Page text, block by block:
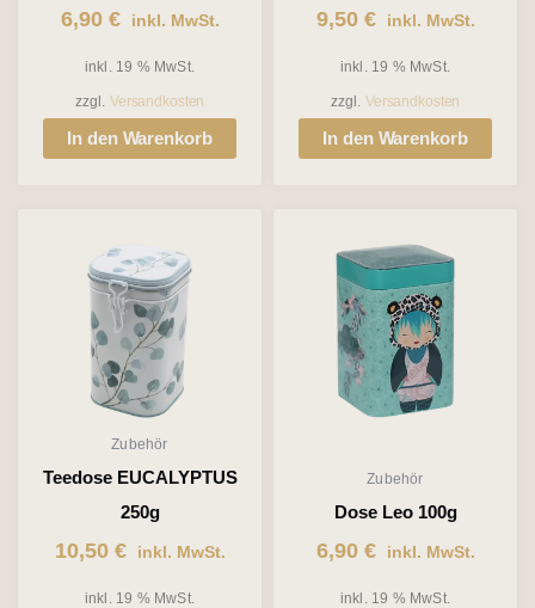
6,90 € inkl. MwSt.
inkl. 19 % MwSt.
zzgl. Versandkosten
In den Warenkorb
9,50 € inkl. MwSt.
inkl. 19 % MwSt.
zzgl. Versandkosten
In den Warenkorb
Zubehör
Teedose EUCALYPTUS
250g
10,50 € inkl. MwSt.
inkl. 19 % MwSt.
Zubehör
Dose Leo 100g
6,90 € inkl. MwSt.
inkl. 19 % MwSt.